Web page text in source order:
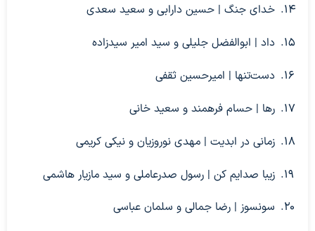
خدای جنگ | حسین دارابی و سعید سعدی
داد | ابوالفضل جلیلی و سید امیر سیدزاده
دست‌تنها | امیرحسین ثقفی
رها | حسام فرهمند و سعید خانی
زمانی در ابدیت | مهدی نوروزیان و نیکی کریمی
زیبا صدایم کن | رسول صدرعاملی و سید مازیار هاشمی
سونسوز | رضا جمالی و سلمان عباسی